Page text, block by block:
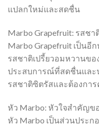
แปลกใหม่และสดชื่น
Marbo Grapefruit: รสชา
Marbo Grapefruit เป็น
รสชาติเปรี้ยวอมหวานขอ
ประสบการณ์ที่สดชื่นและ
รสชาติซิตรัสและต้องกา
หัว Marbo: หัวใจสำคัญข
หัว Marbo เป็นส่วนประ